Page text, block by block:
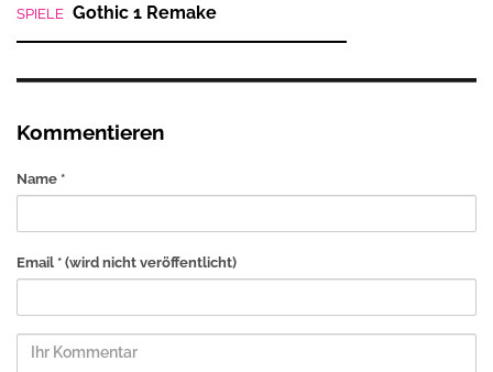
SPIELE Gothic 1 Remake
Kommentieren
Name *
Email * (wird nicht veröffentlicht)